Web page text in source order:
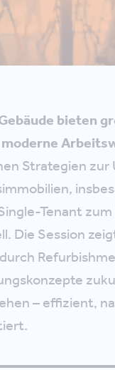
bieten
Strategien
Tenant
Die Session
– effizient,